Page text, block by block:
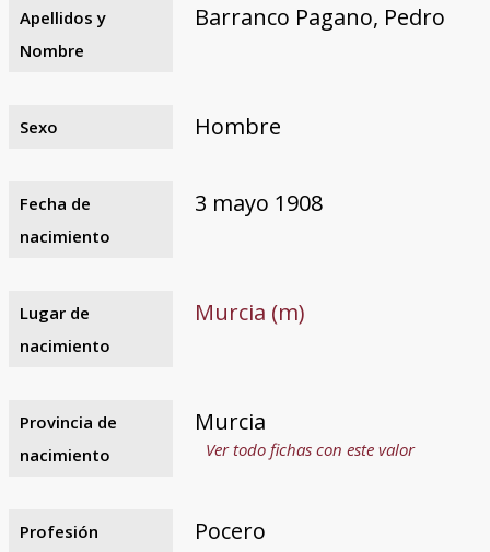
Razones y objetivos
El equipo
Colaboradores
Fuentes documentales
Apellidos y
Nombre
Barranco Pagano, Pedro
Sexo Hombre
Fecha de
nacimiento
3 mayo 1908
Lugar de
nacimiento
Murcia (m)
Provincia de
nacimiento
Murcia
Ver todo fichas con este valor
Profesión Pocero